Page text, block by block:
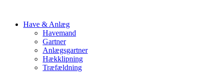
Have & Anlæg
Havemand
Gartner
Anlægsgartner
Hækklipning
Træfældning